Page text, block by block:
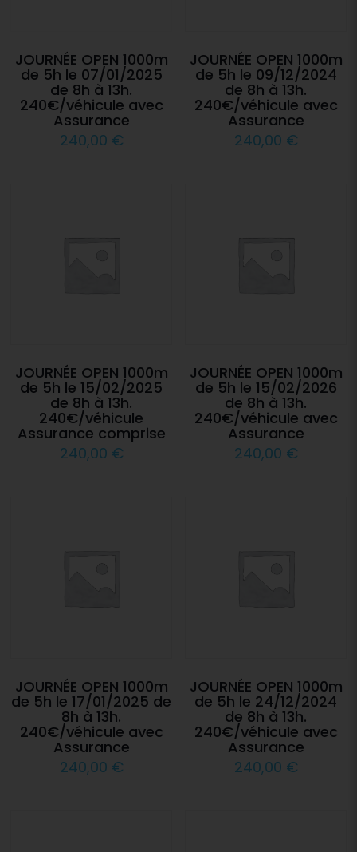
JOURNÉE OPEN 1000m
de 5h le 07/01/2025
de 8h à 13h.
240€/véhicule avec
Assurance
240,00 €
JOURNÉE OPEN 1000m
de 5h le 09/12/2024
de 8h à 13h.
240€/véhicule avec
Assurance
240,00 €
JOURNÉE OPEN 1000m
de 5h le 15/02/2025
de 8h à 13h.
240€/véhicule
Assurance comprise
240,00 €
JOURNÉE OPEN 1000m
de 5h le 15/02/2026
de 8h à 13h.
240€/véhicule avec
Assurance
240,00 €
JOURNÉE OPEN 1000m
de 5h le 17/01/2025 de
8h à 13h.
240€/véhicule avec
Assurance
240,00 €
JOURNÉE OPEN 1000m
de 5h le 24/12/2024
de 8h à 13h.
240€/véhicule avec
Assurance
240,00 €